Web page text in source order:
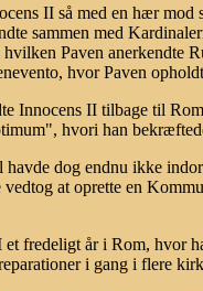
II så med en hær mod
sammen med
Paven anerkendte
hvor Paven
Innocens II tilbage til
hvori han
havde dog endnu ikke
vedtog at oprette en
et fredeligt år i Rom, hvor
i gang i flere